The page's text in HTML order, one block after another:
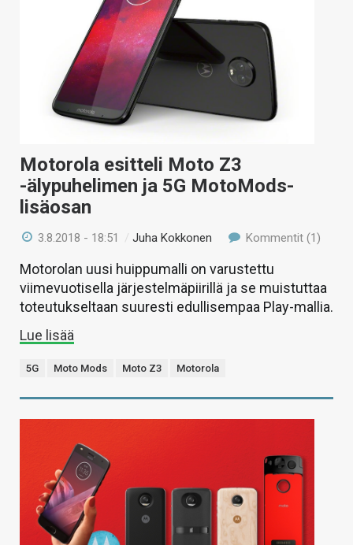
VAIHDA TEEMA
Motorola esitteli Moto Z3
-älypuhelimen ja 5G MotoMods-
lisäosan
3.8.2018 - 18:51 /Juha Kokkonen Kommentit (1)
Motorolan uusi huippumalli on varustettu
viimevuotisella järjestelmäpiirillä ja se muistuttaa
toteutukseltaan suuresti edullisempaa Play-mallia.
Lue lisää
5G Moto Mods Moto Z3 Motorola